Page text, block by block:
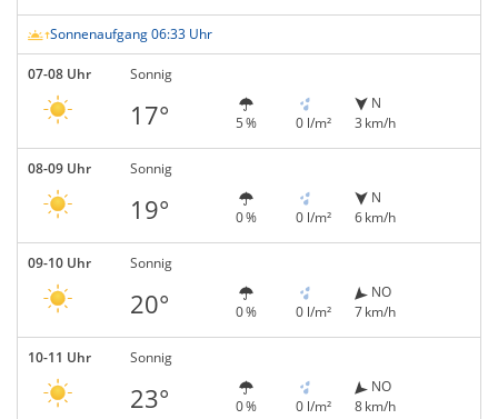
Sonnenaufgang 06:33 Uhr
07-08 Uhr Sonnig
17° 5 % 0 l/m²
N
3 km/h
08-09 Uhr Sonnig
19° 0 % 0 l/m²
N
6 km/h
09-10 Uhr Sonnig
20° 0 % 0 l/m²
NO
7 km/h
10-11 Uhr Sonnig
23° 0 % 0 l/m²
NO
8 km/h